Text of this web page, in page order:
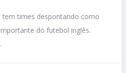
times despontando como
do futebol inglês.